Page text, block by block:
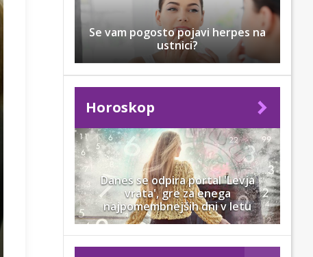
Se vam pogosto pojavi herpes na
ustnici?
Horoskop
Danes se odpira portal 'Levja
vrata', gre za enega
najpomembnejših dni v letu